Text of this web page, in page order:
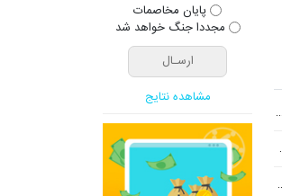
پایان مخاصمات
مجددا جنگ خواهد شد
مشاهده نتایج